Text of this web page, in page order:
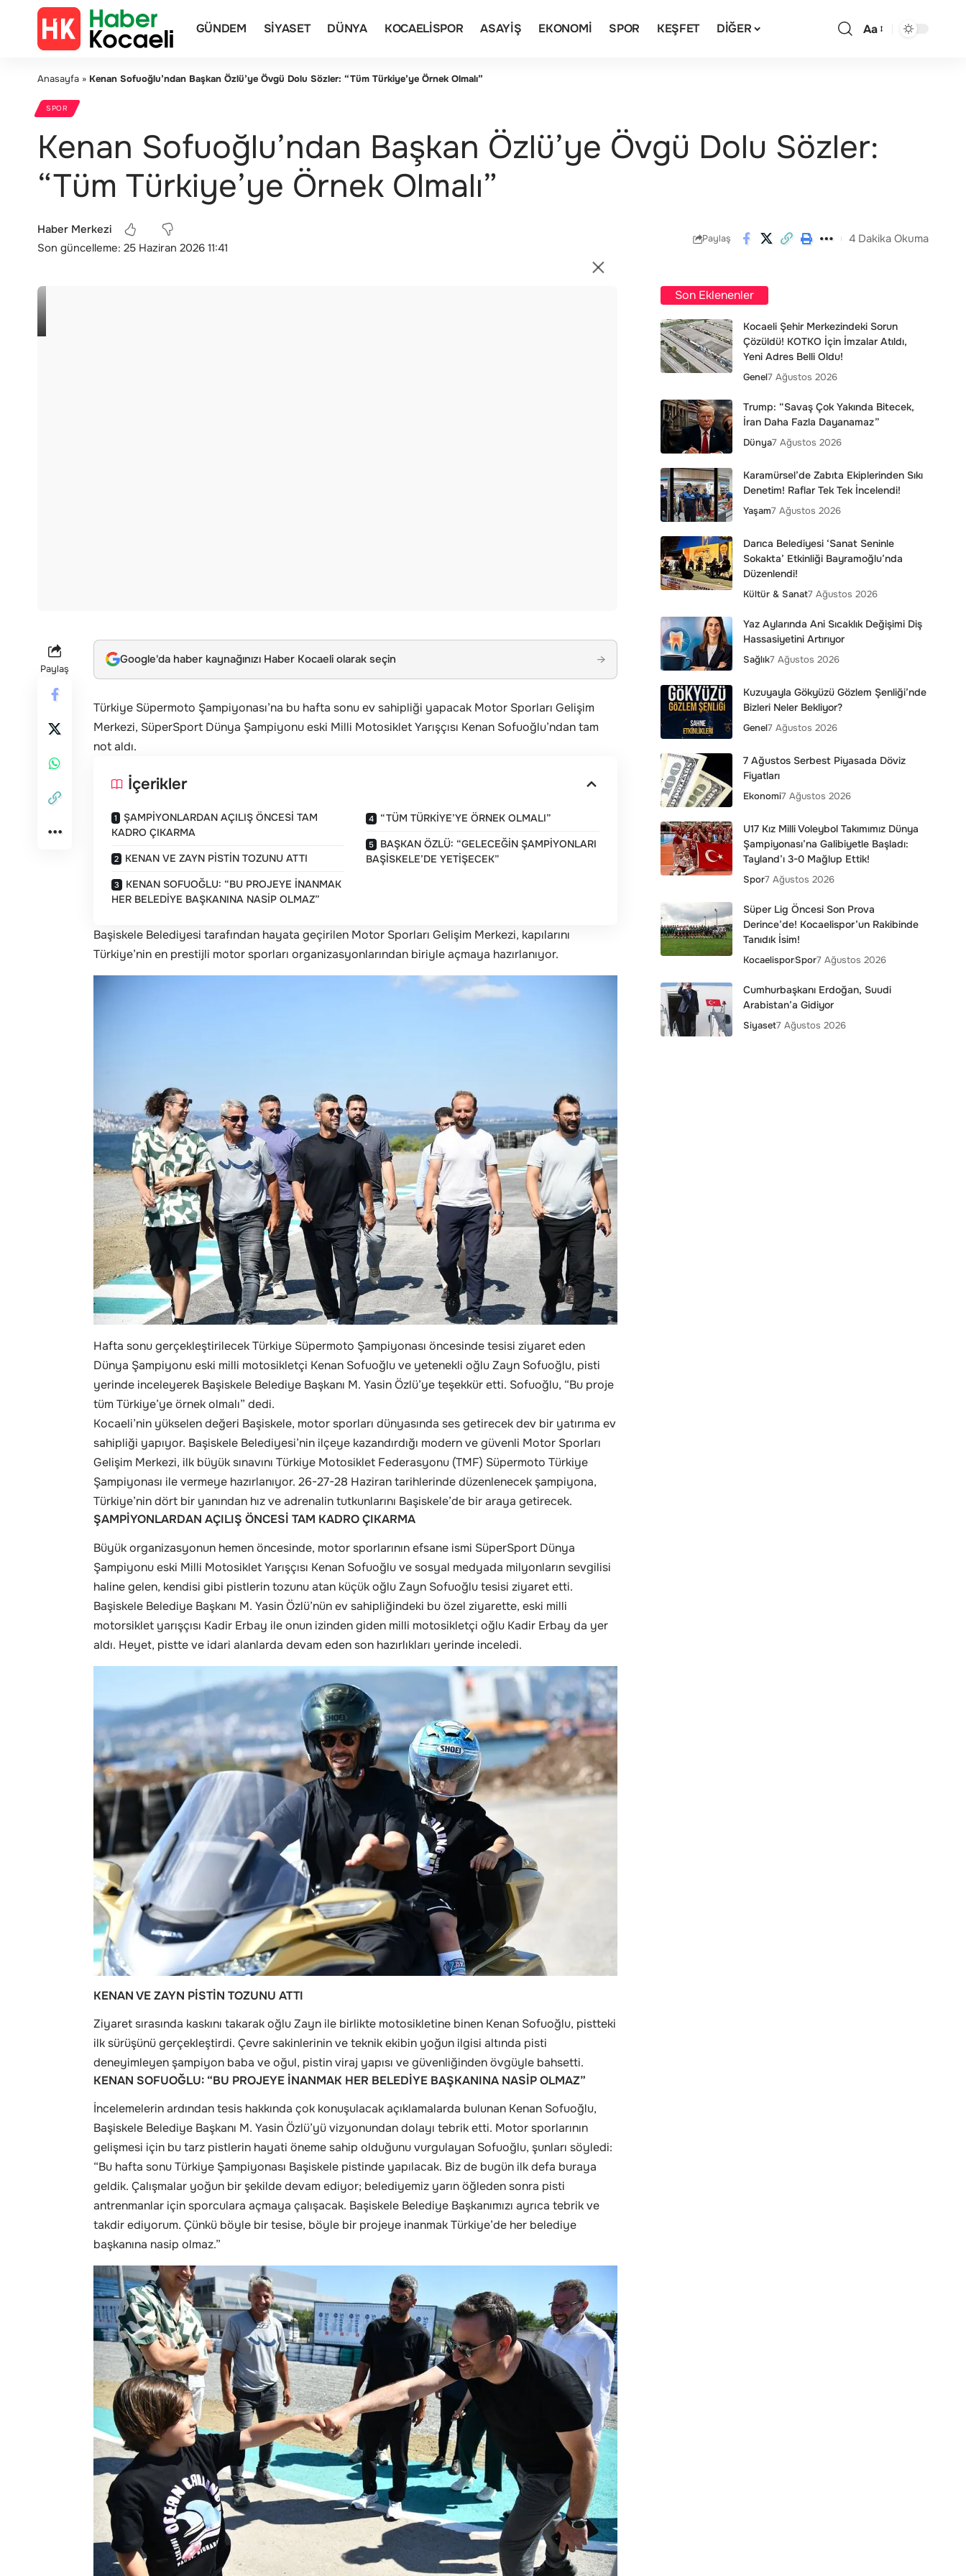
GÜNDEM SIYASET DÜNYA KOCAELISPOR ASAYIŞ EKONOMI SPOR KEŞFET DIĞER Aa
Anasayfa » Kenan Sofuoğlu’ndan Başkan Özlü’ye Övgü Dolu Sözler: “Tüm Türkiye’ye Örnek Olmalı”
SPOR
Kenan Sofuoğlu’ndan Başkan Özlü’ye Övgü Dolu Sözler:
“Tüm Türkiye’ye Örnek Olmalı”
Son güncelleme: 25 Haziran 2026 11:41
Haber Merkezi
Paylaş 4 Dakika Okuma
Paylaş
Google'da haber kaynağınızı Haber Kocaeli olarak seçin →
Türkiye Süpermoto Şampiyonası’na bu hafta sonu ev sahipliği yapacak Motor Sporları Gelişim
Merkezi, SüperSport Dünya Şampiyonu eski Milli Motosiklet Yarışçısı Kenan Sofuoğlu’ndan tam
not aldı.
İçerikler
ŞAMPİYONLARDAN AÇILIŞ ÖNCESİ TAM
KADRO ÇIKARMA
KENAN VE ZAYN PİSTİN TOZUNU ATTI
KENAN SOFUOĞLU: “BU PROJEYE İNANMAK
HER BELEDİYE BAŞKANINA NASİP OLMAZ”
“TÜM TÜRKİYE’YE ÖRNEK OLMALI”
BAŞKAN ÖZLÜ: “GELECEĞİN ŞAMPİYONLARI
BAŞİSKELE’DE YETİŞECEK”
Başiskele Belediyesi tarafından hayata geçirilen Motor Sporları Gelişim Merkezi, kapılarını
Türkiye’nin en prestijli motor sporları organizasyonlarından biriyle açmaya hazırlanıyor.
Hafta sonu gerçekleştirilecek Türkiye Süpermoto Şampiyonası öncesinde tesisi ziyaret eden
Dünya Şampiyonu eski milli motosikletçi Kenan Sofuoğlu ve yetenekli oğlu Zayn Sofuoğlu, pisti
yerinde inceleyerek Başiskele Belediye Başkanı M. Yasin Özlü’ye teşekkür etti. Sofuoğlu, “Bu proje
tüm Türkiye’ye örnek olmalı” dedi.
Kocaeli’nin yükselen değeri Başiskele, motor sporları dünyasında ses getirecek dev bir yatırıma ev
sahipliği yapıyor. Başiskele Belediyesi’nin ilçeye kazandırdığı modern ve güvenli Motor Sporları
Gelişim Merkezi, ilk büyük sınavını Türkiye Motosiklet Federasyonu (TMF) Süpermoto Türkiye
Şampiyonası ile vermeye hazırlanıyor. 26-27-28 Haziran tarihlerinde düzenlenecek şampiyona,
Türkiye’nin dört bir yanından hız ve adrenalin tutkunlarını Başiskele’de bir araya getirecek.
ŞAMPİYONLARDAN AÇILIŞ ÖNCESİ TAM KADRO ÇIKARMA
Büyük organizasyonun hemen öncesinde, motor sporlarının efsane ismi SüperSport Dünya
Şampiyonu eski Milli Motosiklet Yarışçısı Kenan Sofuoğlu ve sosyal medyada milyonların sevgilisi
haline gelen, kendisi gibi pistlerin tozunu atan küçük oğlu Zayn Sofuoğlu tesisi ziyaret etti.
Başiskele Belediye Başkanı M. Yasin Özlü’nün ev sahipliğindeki bu özel ziyarette, eski milli
motorsiklet yarışçısı Kadir Erbay ile onun izinden giden milli motosikletçi oğlu Kadir Erbay da yer
aldı. Heyet, pistte ve idari alanlarda devam eden son hazırlıkları yerinde inceledi.
KENAN VE ZAYN PİSTİN TOZUNU ATTI
Ziyaret sırasında kaskını takarak oğlu Zayn ile birlikte motosikletine binen Kenan Sofuoğlu, pistteki
ilk sürüşünü gerçekleştirdi. Çevre sakinlerinin ve teknik ekibin yoğun ilgisi altında pisti
deneyimleyen şampiyon baba ve oğul, pistin viraj yapısı ve güvenliğinden övgüyle bahsetti.
KENAN SOFUOĞLU: “BU PROJEYE İNANMAK HER BELEDİYE BAŞKANINA NASİP OLMAZ”
İncelemelerin ardından tesis hakkında çok konuşulacak açıklamalarda bulunan Kenan Sofuoğlu,
Başiskele Belediye Başkanı M. Yasin Özlü’yü vizyonundan dolayı tebrik etti. Motor sporlarının
gelişmesi için bu tarz pistlerin hayati öneme sahip olduğunu vurgulayan Sofuoğlu, şunları söyledi:
“Bu hafta sonu Türkiye Şampiyonası Başiskele pistinde yapılacak. Biz de bugün ilk defa buraya
geldik. Çalışmalar yoğun bir şekilde devam ediyor; belediyemiz yarın öğleden sonra pisti
antrenmanlar için sporculara açmaya çalışacak. Başiskele Belediye Başkanımızı ayrıca tebrik ve
takdir ediyorum. Çünkü böyle bir tesise, böyle bir projeye inanmak Türkiye’de her belediye
başkanına nasip olmaz.”
Son Eklenenler
Kocaeli Şehir Merkezindeki Sorun
Çözüldü! KOTKO İçin İmzalar Atıldı,
Yeni Adres Belli Oldu!
Genel7 Ağustos 2026
Trump: “Savaş Çok Yakında Bitecek,
İran Daha Fazla Dayanamaz”
Dünya7 Ağustos 2026
Karamürsel’de Zabıta Ekiplerinden Sıkı
Denetim! Raflar Tek Tek İncelendi!
Yaşam7 Ağustos 2026
Darıca Belediyesi ‘Sanat Seninle
Sokakta’ Etkinliği Bayramoğlu’nda
Düzenlendi!
Kültür & Sanat7 Ağustos 2026
Yaz Aylarında Ani Sıcaklık Değişimi Diş
Hassasiyetini Artırıyor
Sağlık7 Ağustos 2026
Kuzuyayla Gökyüzü Gözlem Şenliği’nde
Bizleri Neler Bekliyor?
Genel7 Ağustos 2026
7 Ağustos Serbest Piyasada Döviz
Fiyatları
Ekonomi7 Ağustos 2026
U17 Kız Milli Voleybol Takımımız Dünya
Şampiyonası’na Galibiyetle Başladı:
Tayland’ı 3-0 Mağlup Ettik!
Spor7 Ağustos 2026
Süper Lig Öncesi Son Prova
Derince’de! Kocaelispor’un Rakibinde
Tanıdık İsim!
KocaelisporSpor7 Ağustos 2026
Cumhurbaşkanı Erdoğan, Suudi
Arabistan’a Gidiyor
Siyaset7 Ağustos 2026